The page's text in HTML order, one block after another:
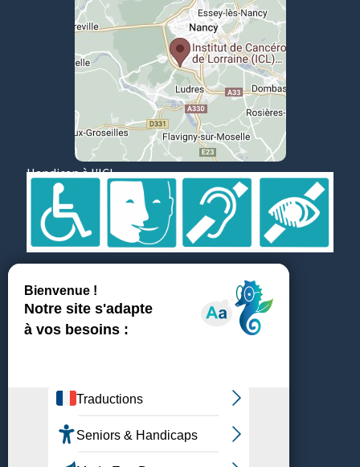
Handicap à l'ICL
Témoignages
Achats & fournisseurs
Plan du site
Mentions légales